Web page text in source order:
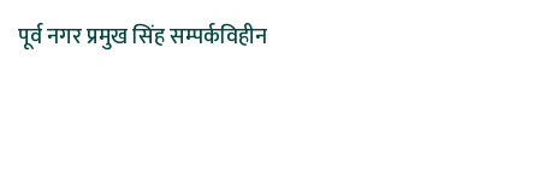
पूर्व नगर प्रमुख सिंह सम्पर्कविहीन